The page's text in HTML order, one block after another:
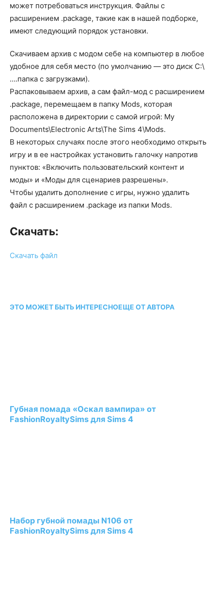
может потребоваться инструкция. Файлы с
расширением .package, такие как в нашей подборке,
имеют следующий порядок установки.
Скачиваем архив с модом себе на компьютер в любое
удобное для себя место (по умолчанию — это диск С:\
….папка с загрузками).
Распаковываем архив, а сам файл-мод с расширением
.package, перемещаем в папку Mods, которая
расположена в директории с самой игрой: My
Documents\Electronic Arts\The Sims 4\Mods.
В некоторых случаях после этого необходимо открыть
игру и в ее настройках установить галочку напротив
пунктов: «Включить пользовательский контент и
моды» и «Моды для сценариев разрешены».
Чтобы удалить дополнение с игры, нужно удалить
файл с расширением .package из папки Mods.
Скачать:
Скачать файл
ЭТО МОЖЕТ БЫТЬ ИНТЕРЕСНОЕЩЕ ОТ АВТОРА
Губная помада «Оскал вампира» от
FashionRoyaltySims для Sims 4
Набор губной помады N106 от
FashionRoyaltySims для Sims 4